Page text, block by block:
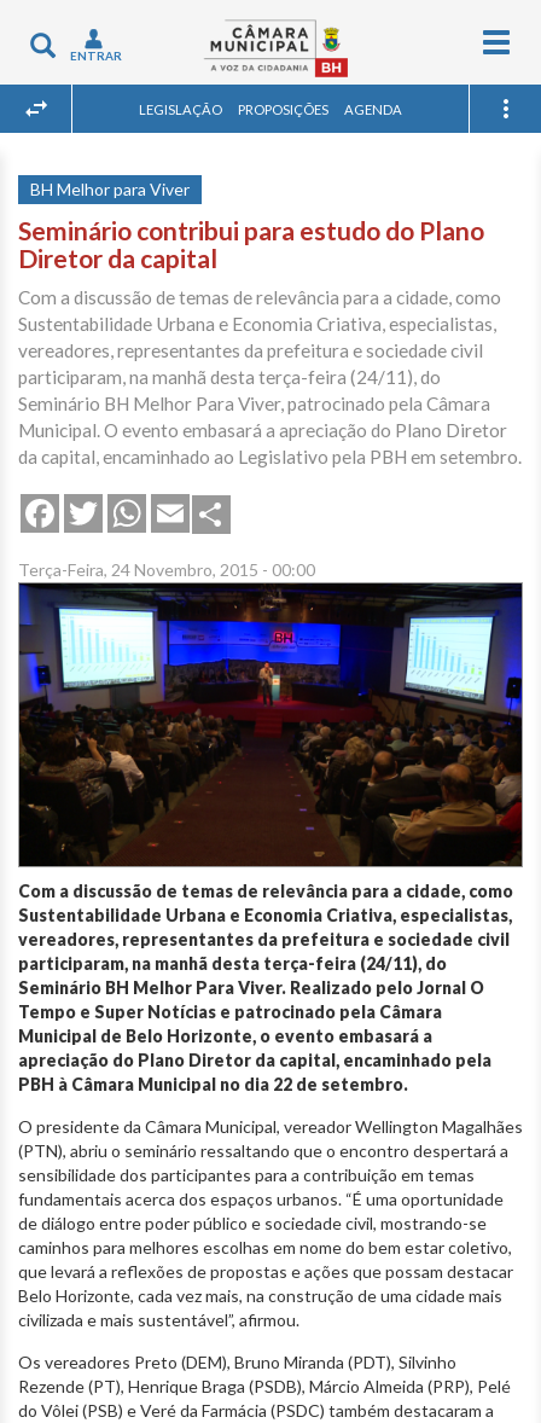
Toggle
navigation
ENTRAR
LEGISLAÇÃO PROPOSIÇÕES AGENDA
BH Melhor para Viver
Seminário contribui para estudo do Plano
Diretor da capital
Com a discussão de temas de relevância para a cidade, como
Sustentabilidade Urbana e Economia Criativa, especialistas,
vereadores, representantes da prefeitura e sociedade civil
participaram, na manhã desta terça-feira (24/11), do
Seminário BH Melhor Para Viver, patrocinado pela Câmara
Municipal. O evento embasará a apreciação do Plano Diretor
da capital, encaminhado ao Legislativo pela PBH em setembro.
FacebookTwitterWhatsApp
Email
Terça-Feira, 24 Novembro, 2015 - 00:00
Com a discussão de temas de relevância para a cidade, como
Sustentabilidade Urbana e Economia Criativa, especialistas,
vereadores, representantes da prefeitura e sociedade civil
participaram, na manhã desta terça-feira (24/11), do
Seminário BH Melhor Para Viver. Realizado pelo Jornal O
Tempo e Super Notícias e patrocinado pela Câmara
Municipal de Belo Horizonte, o evento embasará a
apreciação do Plano Diretor da capital, encaminhado pela
PBH à Câmara Municipal no dia 22 de setembro.
O presidente da Câmara Municipal, vereador Wellington Magalhães
(PTN), abriu o seminário ressaltando que o encontro despertará a
sensibilidade dos participantes para a contribuição em temas
fundamentais acerca dos espaços urbanos. “É uma oportunidade
de diálogo entre poder público e sociedade civil, mostrando-se
caminhos para melhores escolhas em nome do bem estar coletivo,
que levará a reflexões de propostas e ações que possam destacar
Belo Horizonte, cada vez mais, na construção de uma cidade mais
civilizada e mais sustentável”, afirmou.
Os vereadores Preto (DEM), Bruno Miranda (PDT), Silvinho
Rezende (PT), Henrique Braga (PSDB), Márcio Almeida (PRP), Pelé
do Vôlei (PSB) e Veré da Farmácia (PSDC) também destacaram a